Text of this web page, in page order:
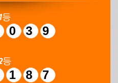
1등
등